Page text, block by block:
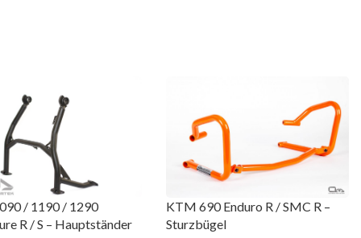
/ 1190 / 1290
R / S – Hauptständer
KTM 690 Enduro R / SMC R –
Sturzbügel